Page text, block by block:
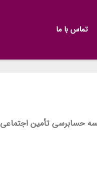
تماس با ما
حسابرسی تأمین اجتماعی